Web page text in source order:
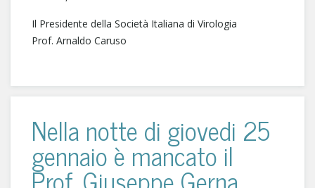
Il Presidente della Società Italiana di Virologia
Prof. Arnaldo Caruso
Nella notte di giovedi 25
gennaio è mancato il